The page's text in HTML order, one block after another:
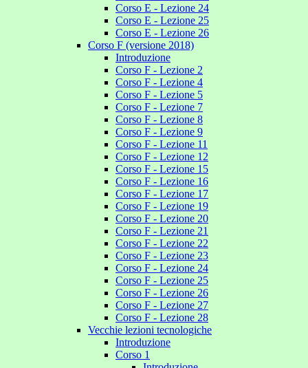
Corso E - Lezione 24
Corso E - Lezione 25
Corso E - Lezione 26
Corso F (versione 2018)
Introduzione
Corso F - Lezione 2
Corso F - Lezione 4
Corso F - Lezione 5
Corso F - Lezione 7
Corso F - Lezione 8
Corso F - Lezione 9
Corso F - Lezione 11
Corso F - Lezione 12
Corso F - Lezione 15
Corso F - Lezione 16
Corso F - Lezione 17
Corso F - Lezione 19
Corso F - Lezione 20
Corso F - Lezione 21
Corso F - Lezione 22
Corso F - Lezione 23
Corso F - Lezione 24
Corso F - Lezione 25
Corso F - Lezione 26
Corso F - Lezione 27
Corso F - Lezione 28
Vecchie lezioni tecnologiche
Introduzione
Corso 1